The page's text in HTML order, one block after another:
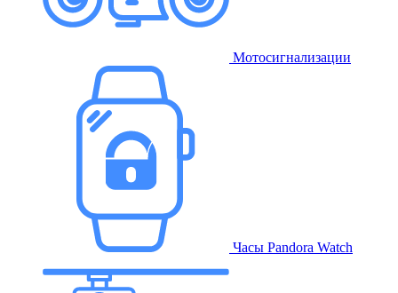
Мотосигнализации
Часы Pandora Watch